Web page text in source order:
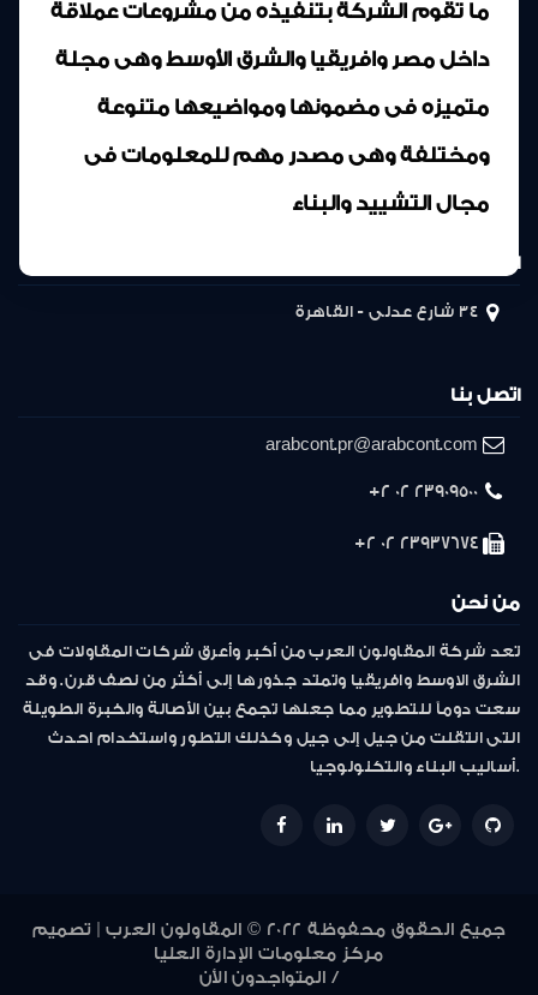
ما تقوم الشركة بتنفيذه من مشروعات عملاقة
داخل مصر وافريقيا والشرق الأوسط وهى مجلة
متميزه فى مضمونها ومواضيعها متنوعة
ومختلفة وهى مصدر مهم للمعلومات فى
مجال التشييد والبناء
34 شارع عدلى - القاهرة
اتصل بنا
arabcont.pr@arabcont.com
23909500 02 2+
23937674 02 2+
من نحن
تعد شركة المقاولون العرب من أكبر وأعرق شركات المقاولات فى
الشرق الاوسط وافريقيا وتمتد جذورها إلى أكثر من نصف قرن. وقد
سعت دوماً للتطوير مما جعلها تجمع بين الأصالة والخبرة الطويلة
التى انتقلت من جيل إلى جيل وكذلك التطور واستخدام احدث
أساليب البناء والتكنولوجيا.
جميع الحقوق محفوظة 2022 © المقاولون العرب | تصميم
مركز معلومات الإدارة العليا
المتواجدون الأن /